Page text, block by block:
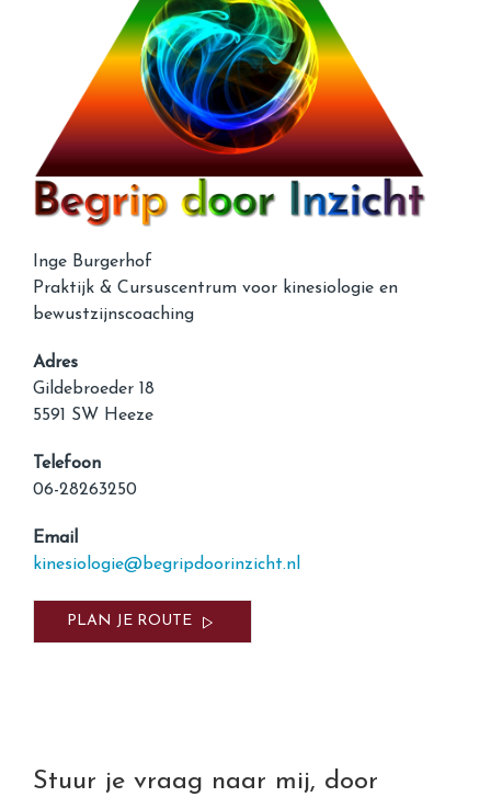
Inge Burgerhof
Praktijk & Cursuscentrum voor kinesiologie en
bewustzijnscoaching
Adres
Gildebroeder 18
5591 SW Heeze
Telefoon
06-28263250
Email
kinesiologie@begripdoorinzicht.nl
PLAN JE ROUTE
Stuur je vraag naar mij, door